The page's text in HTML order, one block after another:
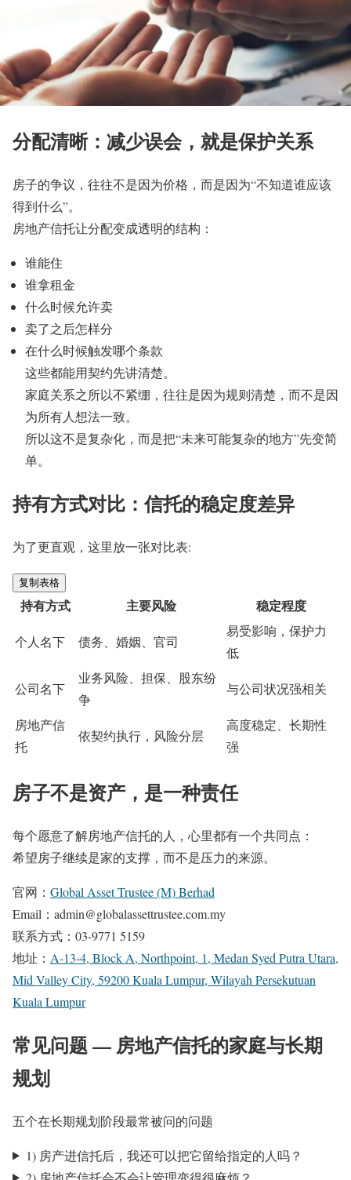
分配清晰：减少误会，就是保护关系
房子的争议，往往不是因为价格，而是因为“不知道谁应该
得到什么”。
房地产信托让分配变成透明的结构：
谁能住
谁拿租金
什么时候允许卖
卖了之后怎样分
在什么时候触发哪个条款
这些都能用契约先讲清楚。
家庭关系之所以不紧绷，往往是因为规则清楚，而不是因
为所有人想法一致。
所以这不是复杂化，而是把“未来可能复杂的地方”先变简
单。
持有方式对比：信托的稳定度差异
为了更直观，这里放一张对比表:
复制表格
持有方式 主要风险 稳定程度
个人名下 债务、婚姻、官司
易受影响，保护力
低
公司名下
业务风险、担保、股东纷
争
与公司状况强相关
房地产信
托
依契约执行，风险分层
高度稳定、长期性
强
房子不是资产，是一种责任
每个愿意了解房地产信托的人，心里都有一个共同点：
希望房子继续是家的支撑，而不是压力的来源。
官网： Global Asset Trustee (M) Berhad
Email：admin@globalassettrustee.com.my
联系方式：03-9771 5159
地址： A-13-4, Block A, Northpoint, 1, Medan Syed Putra Utara,
Mid Valley City, 59200 Kuala Lumpur, Wilayah Persekutuan
Kuala Lumpur
常见问题 — 房地产信托的家庭与长期
规划
五个在长期规划阶段最常被问的问题
1) 房产进信托后，我还可以把它留给指定的人吗？